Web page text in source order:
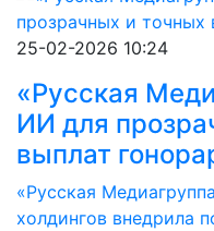
25-02-2026 10:24
«Русская
ИИ для
выплат
«Русская
холдингов внедрила